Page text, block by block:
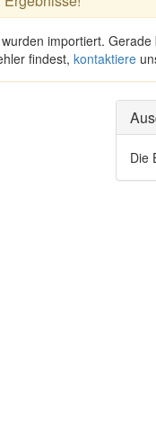
importiert.
findest, kontaktiere
Die